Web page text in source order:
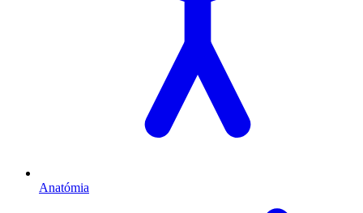
Anatómia